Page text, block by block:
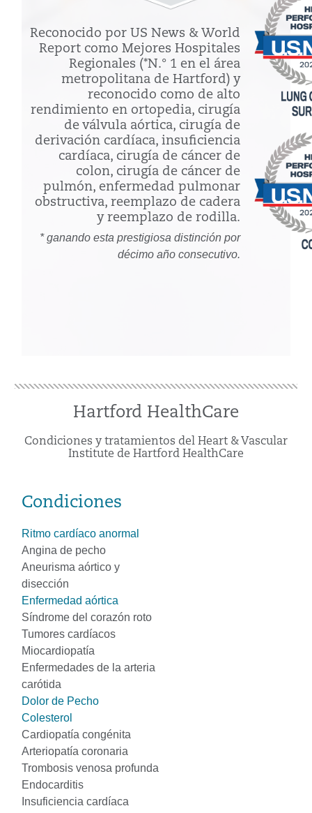
Reconocido por US News & World
Report como Mejores Hospitales
Regionales (*N.° 1 en el área
metropolitana de Hartford) y
reconocido como de alto
rendimiento en ortopedia, cirugía
de válvula aórtica, cirugía de
derivación cardíaca, insuficiencia
cardíaca, cirugía de cáncer de
colon, cirugía de cáncer de
pulmón, enfermedad pulmonar
obstructiva, reemplazo de cadera
y reemplazo de rodilla.
* ganando esta prestigiosa distinción por
décimo año consecutivo.
Hartford HealthCare
Condiciones y tratamientos del Heart & Vascular
Institute de Hartford HealthCare
Condiciones
Ritmo cardíaco anormal
Angina de pecho
Aneurisma aórtico y
disección
Enfermedad aórtica
Síndrome del corazón roto
Tumores cardíacos
Miocardiopatía
Enfermedades de la arteria
carótida
Dolor de Pecho
Colesterol
Cardiopatía congénita
Arteriopatía coronaria
Trombosis venosa profunda
Endocarditis
Insuficiencia cardíaca